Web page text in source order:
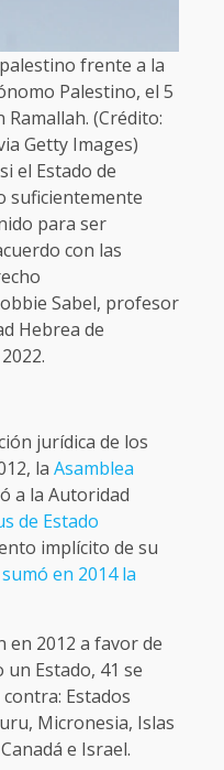
frente a la
Palestino, el 5
(Crédito:
Getty Images)
el Estado de
suficientemente
para ser
con las
Sabel, profesor
Hebrea de
jurídica de los
la Asamblea
a la Autoridad
de Estado
implícito de su
sumó en 2014 la
en 2012 a favor de
Estado, 41 se
Estados
Micronesia, Islas
e Israel.